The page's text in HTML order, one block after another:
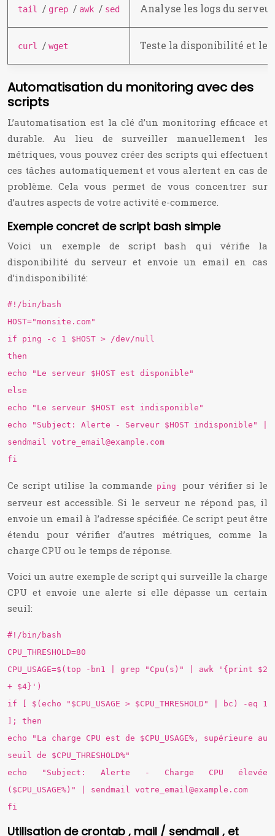
tail / grep / awk / sed Analyse les logs du
curl / wget Teste la disponibilité et le
Automatisation du monitoring avec des
scripts
L’automatisation est la clé d’un monitoring efficace et
durable. Au lieu de surveiller manuellement les
métriques, vous pouvez créer des scripts qui effectuent
ces tâches automatiquement et vous alertent en cas de
problème. Cela vous permet de vous concentrer sur
d’autres aspects de votre activité e-commerce.
Exemple concret de script bash simple
Voici un exemple de script bash qui vérifie la
disponibilité du serveur et envoie un email en cas
d’indisponibilité:
#!/bin/bash
HOST="monsite.com"
if ping -c 1 $HOST > /dev/null
then
echo "Le serveur $HOST est disponible"
else
echo "Le serveur $HOST est indisponible"
echo "Subject: Alerte - Serveur $HOST indisponible" |
sendmail votre_email@example.com
fi
Ce script utilise la commande ping pour vérifier si le
serveur est accessible. Si le serveur ne répond pas, il
envoie un email à l’adresse spécifiée. Ce script peut être
étendu pour vérifier d’autres métriques, comme la
charge CPU ou le temps de réponse.
Voici un autre exemple de script qui surveille la charge
CPU et envoie une alerte si elle dépasse un certain
seuil:
#!/bin/bash
CPU_THRESHOLD=80
CPU_USAGE=$(top -bn1 | grep "Cpu(s)" | awk '{print $2
+ $4}')
if [ $(echo "$CPU_USAGE > $CPU_THRESHOLD" | bc) -eq 1
]; then
echo "La charge CPU est de $CPU_USAGE%, supérieure au
seuil de $CPU_THRESHOLD%"
echo "Subject: Alerte - Charge CPU élevée
($CPU_USAGE%)" | sendmail votre_email@example.com
fi
Utilisation de crontab , mail / sendmail , et